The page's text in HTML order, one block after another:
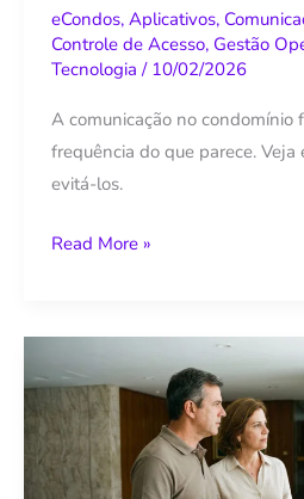
eCondos, Aplicativos,
Controle de Acesso, Gestão
Tecnologia / 10/02/2026
A comunicação no condomínio
frequência do que parece. Veja
evitá-los.
no
dia
dia
Read More »
condominial
inteligente:
guia
prático